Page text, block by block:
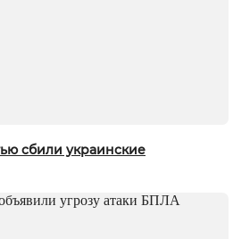
сбили украинские